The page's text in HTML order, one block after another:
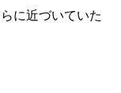
に近づいていた